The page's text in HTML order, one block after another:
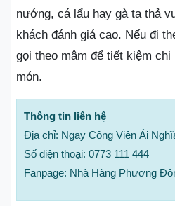
nướng, cá lẩu hay gà ta thả
khách đánh giá cao. Nếu đi
gọi theo mâm để tiết kiệm
món.
Thông tin liên hệ
Địa chỉ: Ngay Công Viên Ái
Số điện thoại: 0773 111 444
Fanpage: Nhà Hàng Phương